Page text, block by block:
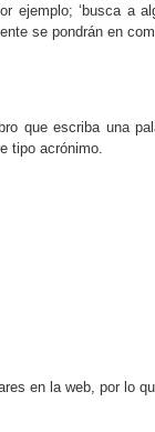
ejemplo; ‘busca a
se pondrán en
que escriba una
tipo acrónimo.
en la web, por lo